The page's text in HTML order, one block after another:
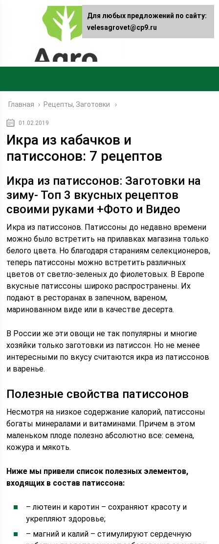
Главная › Рецепты, Заготовки
01.02.2019
Икра из кабачков и
патиссонов: 7 рецептов
Икра из патиссонов: Заготовки на
зиму- Топ 3 вкусных рецептов
своими руками +Фото и Видео
Икра из патиссонов. Патиссоны до недавно времени
можно было встретить на прилавках магазина только
белого цвета. Но благодаря стараниям селекционеров,
теперь патиссоны можно встретить различных
цветов от светло-зеленых до фиолетовых. В Европе
вкусные патиссоны широко распространены. Их
подают в ресторанах в запечном, вареном,
маринованном виде или в качестве десерта.
В России же эти овощи не так популярны и многие
хозяйки только заготовки из патиссон. Но не менее
интересными по вкусу считаются икра из патиссонов
и варенье.
Полезные свойства патиссонов
Несмотря на низкое содержание калорий, патиссоны
богаты минералами и витаминами. Причем в этом
маленьком плоде полезно абсолютно все: семена,
кожура и мякоть.
Ниже мы привели список полезных элементов,
входящих в состав патиссона:
– лютеин и каротин – сохраняют красоту и
укрепляют здоровье;
– магний и калий – стимулируют сердечную
Для любых предложений по сайту:
velesagrovet@cp9.ru